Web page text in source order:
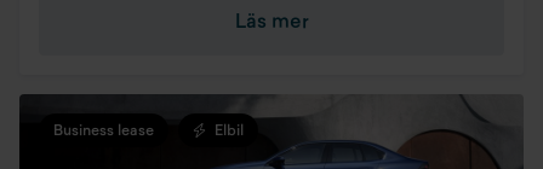
Läs mer
Business lease Elbil